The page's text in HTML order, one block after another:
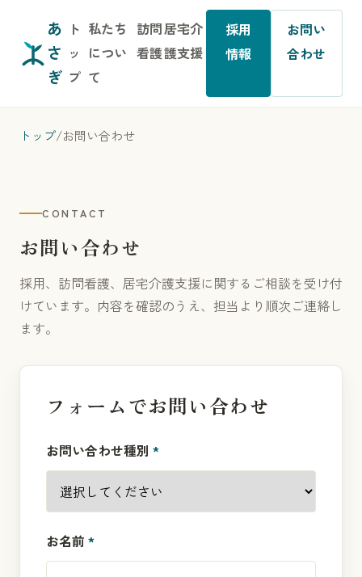
あ
さ
ぎ
ト
ッ
プ
私たち
につい
て
訪問
看護
居宅介
護支援
採用
情報
お問い
合わせ
トップ/お問い合わせ
CONTACT
お問い合わせ
採用、訪問看護、居宅介護支援に関するご相談を受け付
けています。内容を確認のうえ、担当より順次ご連絡し
ます。
フォームでお問い合わせ
お問い合わせ種別 *
お名前 *